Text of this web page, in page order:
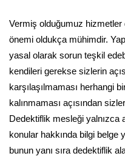
Vermiş olduğumuz hizmetler
önemi oldukça mühimdir.
yasal olarak sorun teşkil
kendileri gerekse sizlerin
karşılaşılmaması herhangi
kalınmaması açısından
Dedektiflik mesleği yalnızca
konular hakkında bilgi belge
bunun yanı sıra dedektiflik